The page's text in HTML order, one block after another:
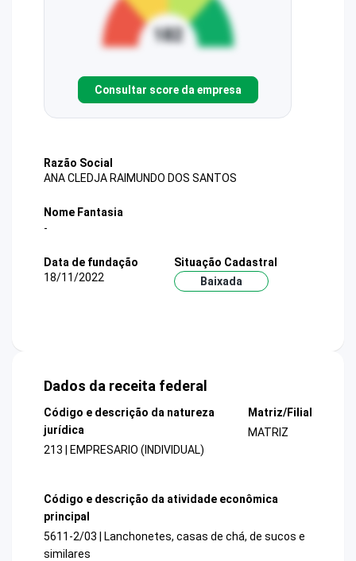
Consultar score da empresa
Razão Social
ANA CLEDJA RAIMUNDO DOS SANTOS
Nome Fantasia
-
Data de fundação
18/11/2022
Situação Cadastral
Baixada
Dados da receita federal
Código e descrição da natureza
jurídica
213 | EMPRESARIO (INDIVIDUAL)
Matriz/Filial
MATRIZ
Código e descrição da atividade econômica
principal
5611-2/03 | Lanchonetes, casas de chá, de sucos e
similares